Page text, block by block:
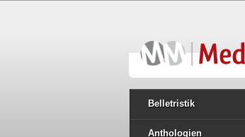
Belletristik
Anthologien